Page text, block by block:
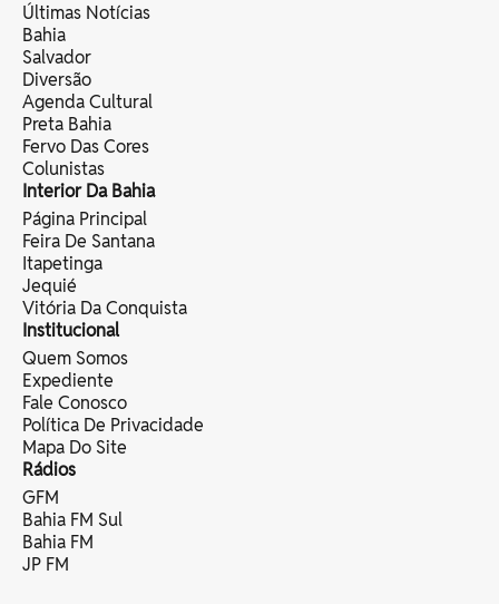
Últimas Notícias
Bahia
Salvador
Diversão
Agenda Cultural
Preta Bahia
Fervo Das Cores
Colunistas
Interior Da Bahia
Página Principal
Feira De Santana
Itapetinga
Jequié
Vitória Da Conquista
Institucional
Quem Somos
Expediente
Fale Conosco
Política De Privacidade
Mapa Do Site
Rádios
GFM
Bahia FM Sul
Bahia FM
JP FM